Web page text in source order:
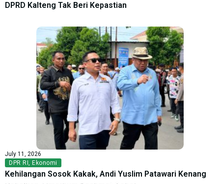
DPRD Kalteng Tak Beri Kepastian
July 11, 2026
DPR RI , Ekonomi
Kehilangan Sosok Kakak, Andi Yuslim Patawari Kenang